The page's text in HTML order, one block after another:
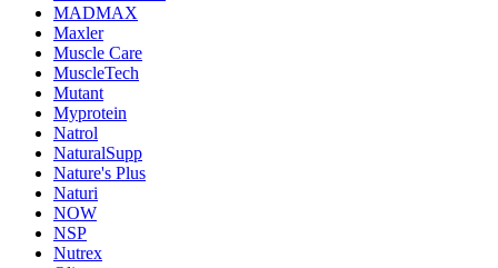
MADMAX
Maxler
Muscle Care
MuscleTech
Mutant
Myprotein
Natrol
NaturalSupp
Nature's Plus
Naturi
NOW
NSP
Nutrex